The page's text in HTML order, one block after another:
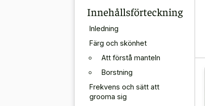
Innehållsförteckning
Inledning
Färg och skönhet
Att förstå manteln
Borstning
Frekvens och sätt att
grooma sig